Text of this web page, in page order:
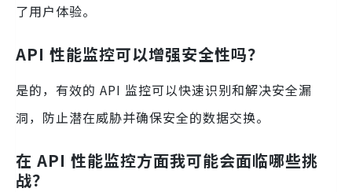
了用户体验。
API 性能监控可以增强安全性吗？
是的，有效的 API 监控可以快速识别和解决安全漏
洞，防止潜在威胁并确保安全的数据交换。
在 API 性能监控方面我可能会面临哪些挑
战？